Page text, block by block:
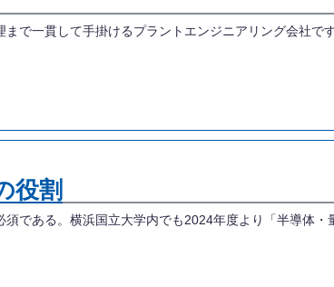
で一貫して手掛けるプラントエンジニアリング会社で
役割
である。横浜国立大学内でも2024年度より「半導体・